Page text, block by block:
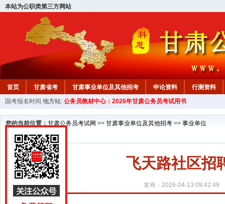
本站为公职类第三方网站
首页 甘肃省考 甘肃事业单位及其他招考 申论资料
行测资料
国考报名时间 地方站: 公务员教材中心：2026年甘肃公务员考试用书
您的当前位置： 甘肃公务员考试网 >> 甘肃事业单位及其他招考 >> 事业单位
飞天路社区招
发布：2026-04-13 09:42:49